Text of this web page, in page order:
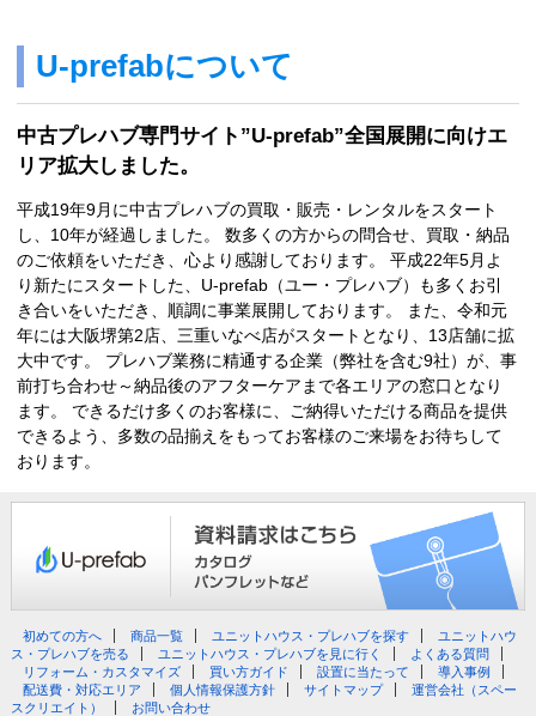
U-prefabについて
中古プレハブ専門サイト”U-prefab”全国展開に向けエ
リア拡大しました。
平成19年9月に中古プレハブの買取・販売・レンタルをスタート
し、10年が経過しました。 数多くの方からの問合せ、買取・納品
のご依頼をいただき、心より感謝しております。 平成22年5月よ
り新たにスタートした、U-prefab（ユー・プレハブ）も多くお引
き合いをいただき、順調に事業展開しております。 また、令和元
年には大阪堺第2店、三重いなべ店がスタートとなり、13店舗に拡
大中です。 プレハブ業務に精通する企業（弊社を含む9社）が、事
前打ち合わせ～納品後のアフターケアまで各エリアの窓口となり
ます。 できるだけ多くのお客様に、ご納得いただける商品を提供
できるよう、多数の品揃えをもってお客様のご来場をお待ちして
おります。
初めての方へ 商品一覧 ユニットハウス・プレハブを探す
ユニットハウ
ス・プレハブを売る
ユニットハウス・プレハブを見に行く
よくある質問
リフォーム・カスタマイズ
買い方ガイド 設置に当たって
導入事例
配送費・対応エリア
個人情報保護方針 サイトマップ
運営会社（スペー
スクリエイト）
お問い合わせ